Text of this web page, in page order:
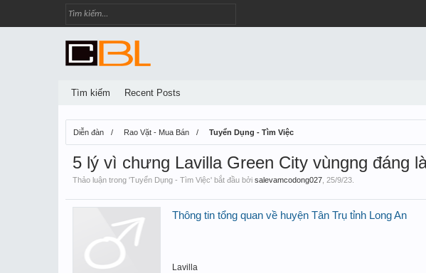
Diễn đàn Rao Vặt - Mua Bán Tuyển Dụng - Tìm Việc
5 lý vì chưng Lavilla Green City vùngng đáng
Thảo luận trong 'Tuyển Dụng - Tìm Việc' bắt đầu bởi salevamcodong027 25/9/23
Thông tin tổng quan về huyện Tân Trụ tỉnh Long An
Lavilla
Tìm kiếm Recent Posts